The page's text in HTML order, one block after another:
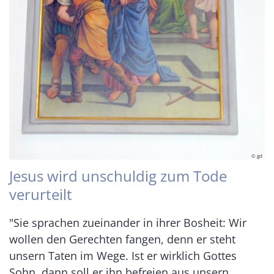
© gd
Jesus wird unschuldig zum Tode
verurteilt
"Sie sprachen zueinander in ihrer Bos­heit: Wir
wollen den Gerechten fangen, denn er steht
unsern Taten im Wege. Ist er wirklich Gottes